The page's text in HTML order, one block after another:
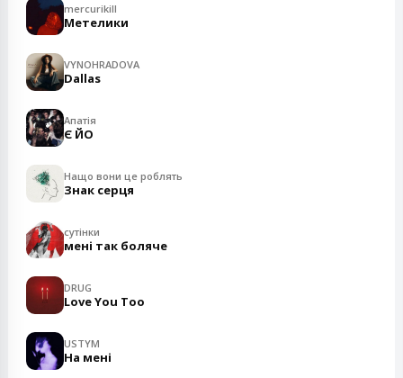
mercurikill
Метелики
VYNOHRADOVA
Dallas
Апатія
Є ЙО
Нащо вони це роблять
Знак серця
сутінки
мені так боляче
DRUG
Love You Too
USTYM
На мені